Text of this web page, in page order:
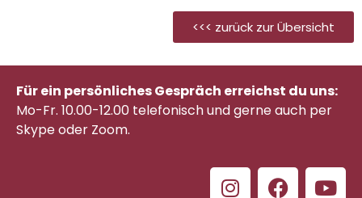
<<< zurück zur Übersicht
Für ein persönliches Gespräch erreichst du uns:
Mo-Fr. 10.00-12.00 telefonischund gerne auch per
Skype oder Zoom.